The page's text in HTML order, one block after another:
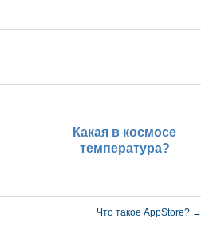
Какая в космосе
температура?
Что такое AppStore? →